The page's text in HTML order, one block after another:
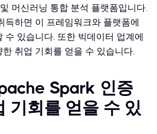
머신러닝 통합 분석 플랫폼입니다.
하면 이 프레임워크와 플랫폼에
수 있습니다. 또한 빅데이터 업계에
취업 기회를 얻을 수 있습니다.
Spark 인증
기회를 얻을 수 있